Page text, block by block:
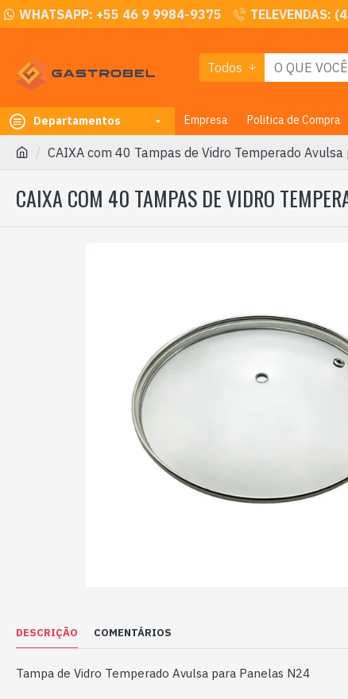
WHATSAPP: +55 46 9 9984-9375 TELEVENDAS:
Todos
Departamentos Empresa Politica de Compra
CAIXA com 40 Tampas de Vidro Temperado
CAIXA COM 40 TAMPAS DE VIDRO
DESCRIÇÃO COMENTÁRIOS
Tampa de Vidro Temperado Avulsa para Panelas N24